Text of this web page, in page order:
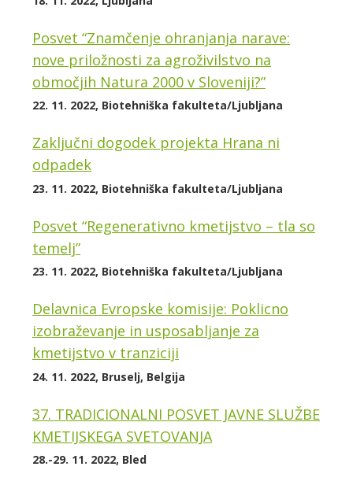
Posvet “Znamčenje ohranjanja narave:
nove priložnosti za agroživilstvo na
območjih Natura 2000 v Sloveniji?”
22. 11. 2022, Biotehniška fakulteta/Ljubljana
Zaključni dogodek projekta Hrana ni
odpadek
23. 11. 2022, Biotehniška fakulteta/Ljubljana
Posvet “Regenerativno kmetijstvo – tla so
temelj”
23. 11. 2022, Biotehniška fakulteta/Ljubljana
Delavnica Evropske komisije: Poklicno
izobraževanje in usposabljanje za
kmetijstvo v tranziciji
24. 11. 2022, Bruselj, Belgija
37. TRADICIONALNI POSVET JAVNE SLUŽBE
KMETIJSKEGA SVETOVANJA
28.-29. 11. 2022, Bled